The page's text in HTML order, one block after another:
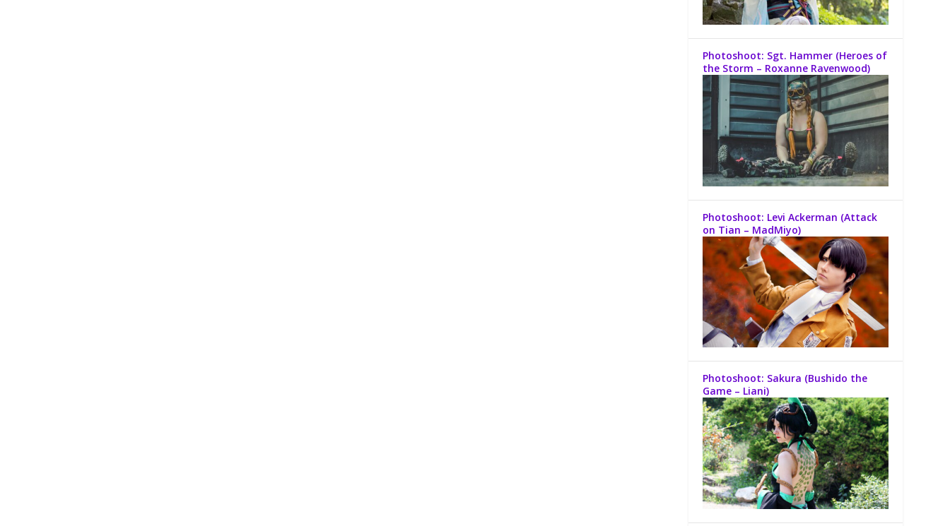
Photoshoot: Sgt. Hammer (Heroes of
the Storm – Roxanne Ravenwood)
Photoshoot: Levi Ackerman (Attack
on Tian – MadMiyo)
Photoshoot: Sakura (Bushido the
Game – Liani)